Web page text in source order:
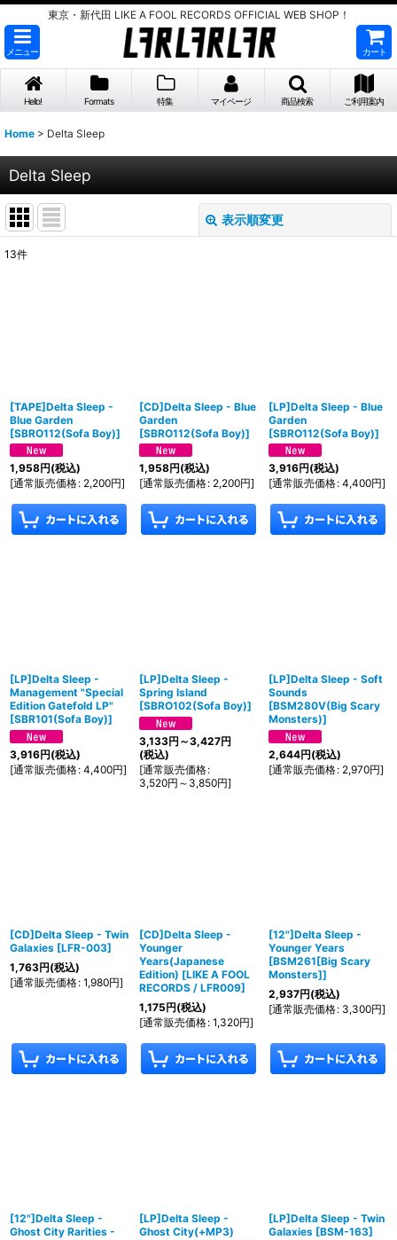
東京・新代田 LIKE A FOOL RECORDS OFFICIAL WEB SHOP！
メニュー カート
Hello! Formats 特集 マイページ 商品検索 ご利用案内
Home > Delta Sleep
Delta Sleep
表示順変更
13件
[TAPE]Delta Sleep -
Blue Garden
[SBRO112(Sofa Boy)]
1,958円(税込)
[通常販売価格: 2,200円]
[CD]Delta Sleep - Blue
Garden
[SBRO112(Sofa Boy)]
1,958円(税込)
[通常販売価格: 2,200円]
[LP]Delta Sleep - Blue
Garden
[SBRO112(Sofa Boy)]
3,916円(税込)
[通常販売価格: 4,400円]
[LP]Delta Sleep -
Management "Special
Edition Gatefold LP"
[SBR101(Sofa Boy)]
3,916円(税込)
[通常販売価格: 4,400円]
[LP]Delta Sleep -
Spring Island
[SBRO102(Sofa Boy)]
3,133円 ～3,427円
(税込)
[通常販売価格:
3,520円 ～3,850円]
[LP]Delta Sleep - Soft
Sounds
[BSM280V(Big Scary
Monsters)]
2,644円(税込)
[通常販売価格: 2,970円]
[CD]Delta Sleep - Twin
Galaxies [LFR-003]
1,763円(税込)
[通常販売価格: 1,980円]
[CD]Delta Sleep -
Younger
Years(Japanese
Edition) [LIKE A FOOL
RECORDS / LFR009]
1,175円(税込)
[通常販売価格: 1,320円]
[12"]Delta Sleep -
Younger Years
[BSM261[Big Scary
Monsters]]
2,937円(税込)
[通常販売価格: 3,300円]
[12"]Delta Sleep -
Ghost City Rarities -
[LP]Delta Sleep -
Ghost City(+MP3)
[LP]Delta Sleep - Twin
Galaxies [BSM-163]